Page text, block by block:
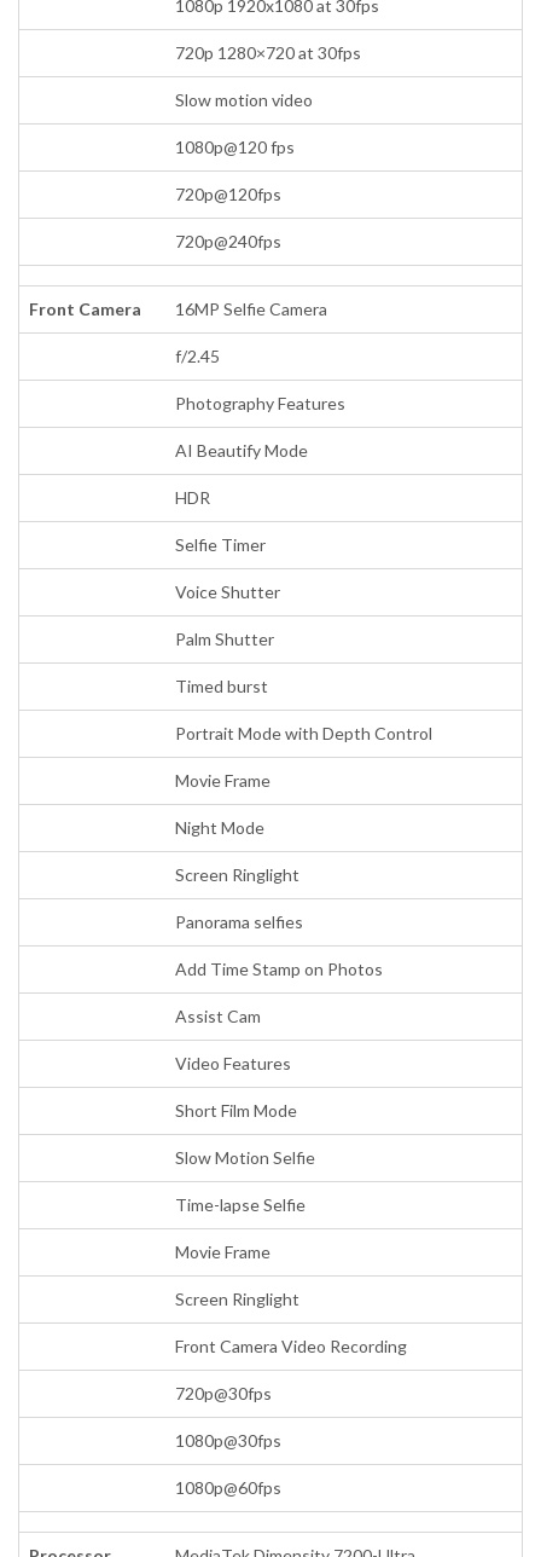
1080p 1920x1080 at 30fps
720p 1280×720 at 30fps
Slow motion video
1080p@120 fps
720p@120fps
720p@240fps
Front Camera 16MP Selfie Camera
f/2.45
Photography Features
AI Beautify Mode
HDR
Selfie Timer
Voice Shutter
Palm Shutter
Timed burst
Portrait Mode with Depth Control
Movie Frame
Night Mode
Screen Ringlight
Panorama selfies
Add Time Stamp on Photos
Assist Cam
Video Features
Short Film Mode
Slow Motion Selfie
Time-lapse Selfie
Movie Frame
Screen Ringlight
Front Camera Video Recording
720p@30fps
1080p@30fps
1080p@60fps